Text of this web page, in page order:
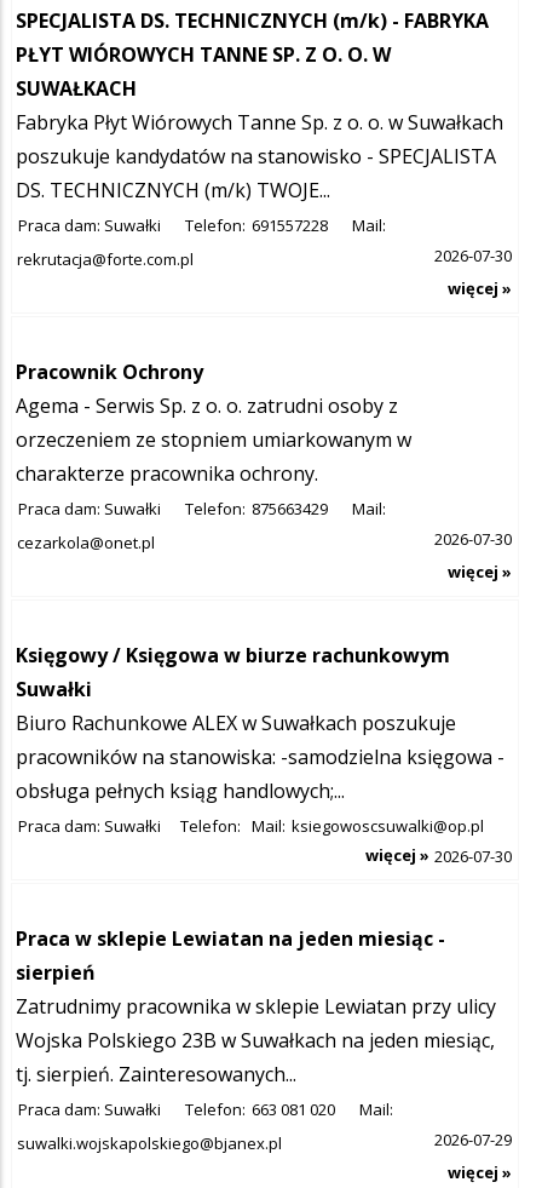
SPECJALISTA DS. TECHNICZNYCH (m/k) - FABRYKA
PŁYT WIÓROWYCH TANNE SP. Z O. O. W
SUWAŁKACH
Fabryka Płyt Wiórowych Tanne Sp. z o. o. w Suwałkach
poszukuje kandydatów na stanowisko - SPECJALISTA
DS. TECHNICZNYCH (m/k) TWOJE...
Praca dam: Suwałki Telefon: 691557228
Mail:
rekrutacja@forte.com.pl
2026-07-30
więcej »
Pracownik Ochrony
Agema - Serwis Sp. z o. o. zatrudni osoby z
orzeczeniem ze stopniem umiarkowanym w
charakterze pracownika ochrony.
Praca dam: Suwałki Telefon: 875663429
Mail:
cezarkola@onet.pl
2026-07-30
więcej »
Księgowy / Księgowa w biurze rachunkowym
Suwałki
Biuro Rachunkowe ALEX w Suwałkach poszukuje
pracowników na stanowiska: -samodzielna księgowa -
obsługa pełnych ksiąg handlowych;...
Praca dam: Suwałki Telefon: Mail: ksiegowoscsuwalki@op.pl
2026-07-30
więcej »
Praca w sklepie Lewiatan na jeden miesiąc -
sierpień
Zatrudnimy pracownika w sklepie Lewiatan przy ulicy
Wojska Polskiego 23B w Suwałkach na jeden miesiąc,
tj. sierpień. Zainteresowanych...
Praca dam: Suwałki Telefon: 663 081 020
Mail:
suwalki.wojskapolskiego@bjanex.pl
2026-07-29
więcej »